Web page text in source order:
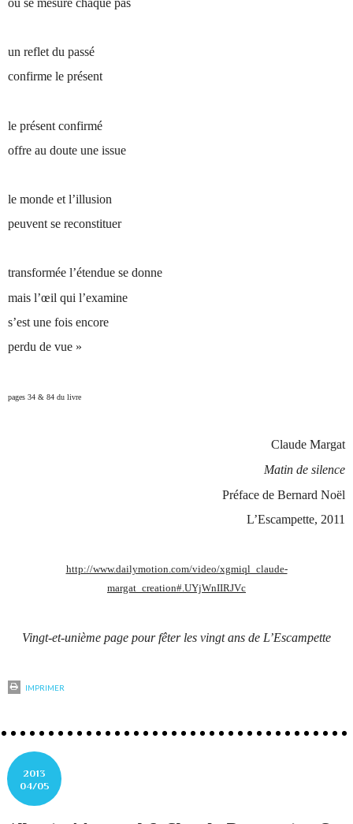
où se mesure chaque pas
un reflet du passé
confirme le présent
le présent confirmé
offre au doute une issue
le monde et l’illusion
peuvent se reconstituer
transformée l’étendue se donne
mais l’œil qui l’examine
s’est une fois encore
perdu de vue »
pages 34 & 84 du livre
Claude Margat
Matin de silence
Préface de Bernard Noël
L’Escampette, 2011
http://www.dailymotion.com/video/xgmiql_claude-
margat_creation#.UYjWnIIRJVc
Vingt-et-unième page pour fêter les vingt ans de L’Escampette
IMPRIMER
2013
04/05